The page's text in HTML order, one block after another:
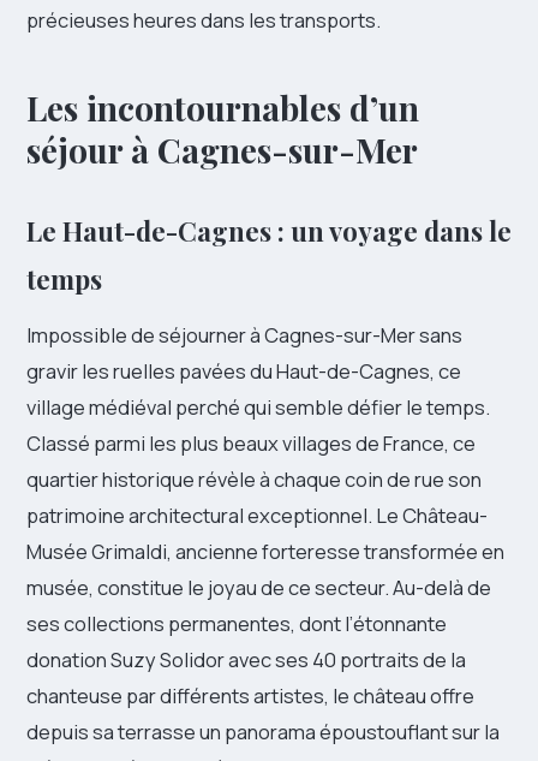
précieuses heures dans les transports.
Les incontournables d’un
séjour à Cagnes-sur-Mer
Le Haut-de-Cagnes : un voyage dans le
temps
Impossible de séjourner à Cagnes-sur-Mer sans
gravir les ruelles pavées du Haut-de-Cagnes, ce
village médiéval perché qui semble défier le temps.
Classé parmi les plus beaux villages de France, ce
quartier historique révèle à chaque coin de rue son
patrimoine architectural exceptionnel. Le Château-
Musée Grimaldi, ancienne forteresse transformée en
musée, constitue le joyau de ce secteur. Au-delà de
ses collections permanentes, dont l’étonnante
donation Suzy Solidor avec ses 40 portraits de la
chanteuse par différents artistes, le château offre
depuis sa terrasse un panorama époustouflant sur la